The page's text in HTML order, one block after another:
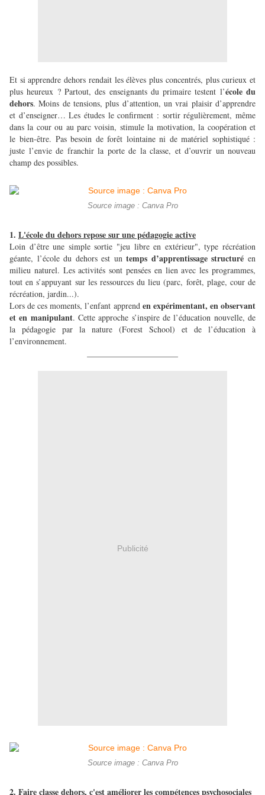
Et si apprendre dehors rendait les élèves plus concentrés, plus curieux et
plus heureux ? Partout, des enseignants du primaire testent l’école du
dehors. Moins de tensions, plus d’attention, un vrai plaisir d’apprendre
et d’enseigner… Les études le confirment : sortir régulièrement, même
dans la cour ou au parc voisin, stimule la motivation, la coopération et
le bien-être. Pas besoin de forêt lointaine ni de matériel sophistiqué :
juste l’envie de franchir la porte de la classe, et d’ouvrir un nouveau
champ des possibles.
Source image : Canva Pro
1. L'école du dehors repose sur une pédagogie active
Loin d’être une simple sortie "jeu libre en extérieur", type récréation
géante, l’école du dehors est untemps d’apprentissage structuré en
milieu naturel. Les activités sont pensées en lien avec les programmes,
tout en s’appuyant sur les ressources du lieu (parc, forêt, plage, cour de
récréation, jardin...).
Lors de ces moments, l’enfant apprend en expérimentant, en observant
et en manipulant. Cette approche s’inspire de l’éducation nouvelle, de
la pédagogie par la nature (Forest School) et de l’éducation à
l’environnement.
Publicité
Source image : Canva Pro
2. Faire classe dehors, c'est améliorer les compétences psychosociales